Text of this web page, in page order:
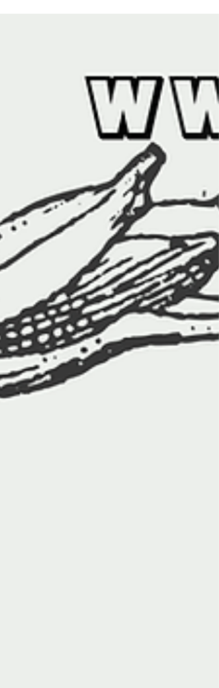
사지 관리사 모집 주·야·상주 근무 옵션 가능 구체
여 및 조건은 공고 확인 필요 • 대전테라피알바 루
– 대전 서구 멀티샵 여성 관리사 급구 갯수·만근비·
인센 포함 가능 상세 조건은 확인 필요 ✅ 대전 동
• 대전테라피알바 세이마사지 – 대전 동구 매봉로
경력자 우대 여성알바채용정보 주간·야간 선택 근무
가능 자세한 구인 조건은 문의 필요 📌 다른 지역
고 (대전은 아니지만 참고용) 아래 공고들은 대전
지역이지만 마사지/테라피 관련 알바 공고 사례입
다.• 괴정테라피 – 대전 서구 스웨디시 여성관리사
구인 (초보·직장